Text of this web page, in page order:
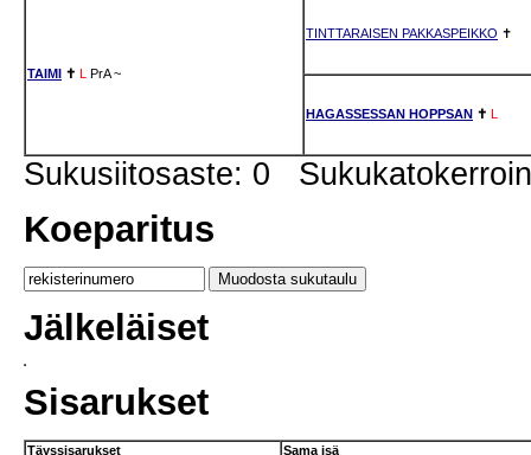
TAIMI ✝ L PrA ~
TINTTARAISEN PAKKASPEIKKO ✝
HAGASSESSAN HOPPSAN ✝ L
Sukusiitosaste: 0
Koeparitus
Jälkeläiset
Sisarukset
Täyssisarukset Sama isä